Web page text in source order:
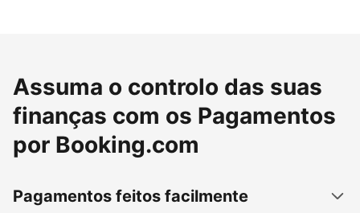
Assuma o controlo das suas
finanças com os Pagamentos
por Booking.com
Pagamentos feitos facilmente